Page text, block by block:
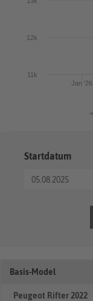
Jan '26
11k
12k
Startdatum
Basis-Model
Peugeot Rifter 2022